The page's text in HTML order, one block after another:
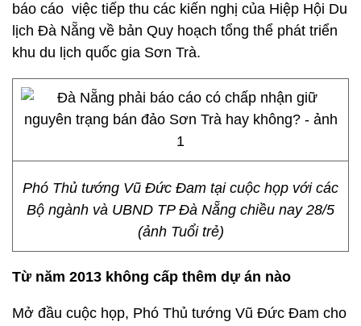
báo cáo việc tiếp thu các kiến nghị của Hiệp Hội Du
lịch Đà Nẵng về bản Quy hoạch tổng thể phát triển
khu du lịch quốc gia Sơn Trà.
Phó Thủ tướng Vũ Đức Đam tại cuộc họp với các
Bộ ngành và UBND TP Đà Nẵng chiều nay 28/5
(ảnh Tuổi trẻ)
Từ năm 2013 không cấp thêm dự án nào
Mở đầu cuộc họp, Phó Thủ tướng Vũ Đức Đam cho